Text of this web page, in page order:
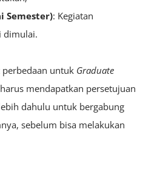
Semester): Kegiatan
dimulai.
untuk Graduate
mendapatkan persetujuan
dahulu untuk bergabung
sebelum bisa melakukan